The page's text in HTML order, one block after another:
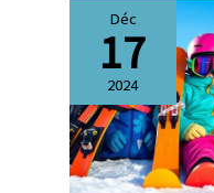
Déc
17
2024